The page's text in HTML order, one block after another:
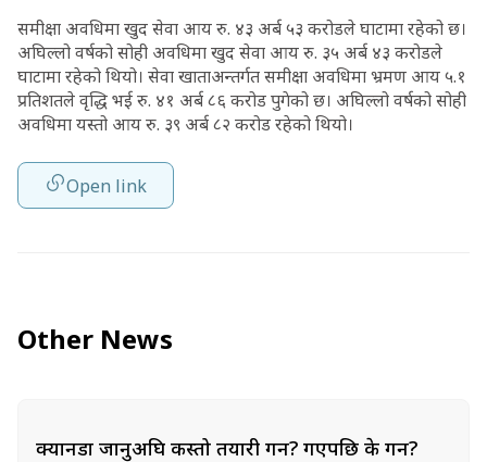
समीक्षा अवधिमा खुद सेवा आय रु. ४३ अर्ब ५३ करोडले घाटामा रहेको छ।
अघिल्लो वर्षको सोही अवधिमा खुद सेवा आय रु. ३५ अर्ब ४३ करोडले
घाटामा रहेको थियो। सेवा खाताअन्तर्गत समीक्षा अवधिमा भ्रमण आय ५.१
प्रतिशतले वृद्धि भई रु. ४१ अर्ब ८६ करोड पुगेको छ। अघिल्लो वर्षको सोही
अवधिमा यस्तो आय रु. ३९ अर्ब ८२ करोड रहेको थियो।
Open link
Other News
क्यानडा जानुअघि कस्तो तयारी गर्ने? गएपछि के गर्ने?